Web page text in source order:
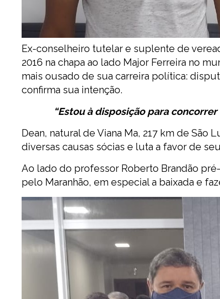
Ex-conselheiro tutelar e suplente de
2016 na chapa ao lado Major Ferreira no
mais ousado de sua carreira política:
confirma sua intenção.
“Estou à disposição para
Dean, natural de Viana Ma, 217 km de
diversas causas sócias e luta a favor de
Ao lado do professor Roberto Brandão
pelo Maranhão, em especial a baixada e